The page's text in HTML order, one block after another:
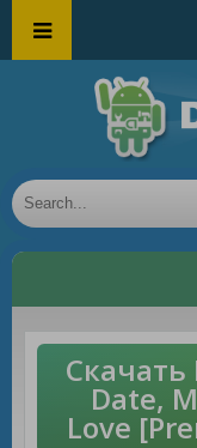
Скачать
Date,
Love